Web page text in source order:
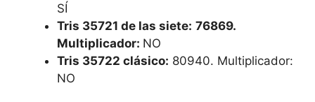
SÍ
Tris 35721 de las siete: 76869.
Multiplicador: NO
Tris 35722 clásico: 80940. Multiplicador:
NO